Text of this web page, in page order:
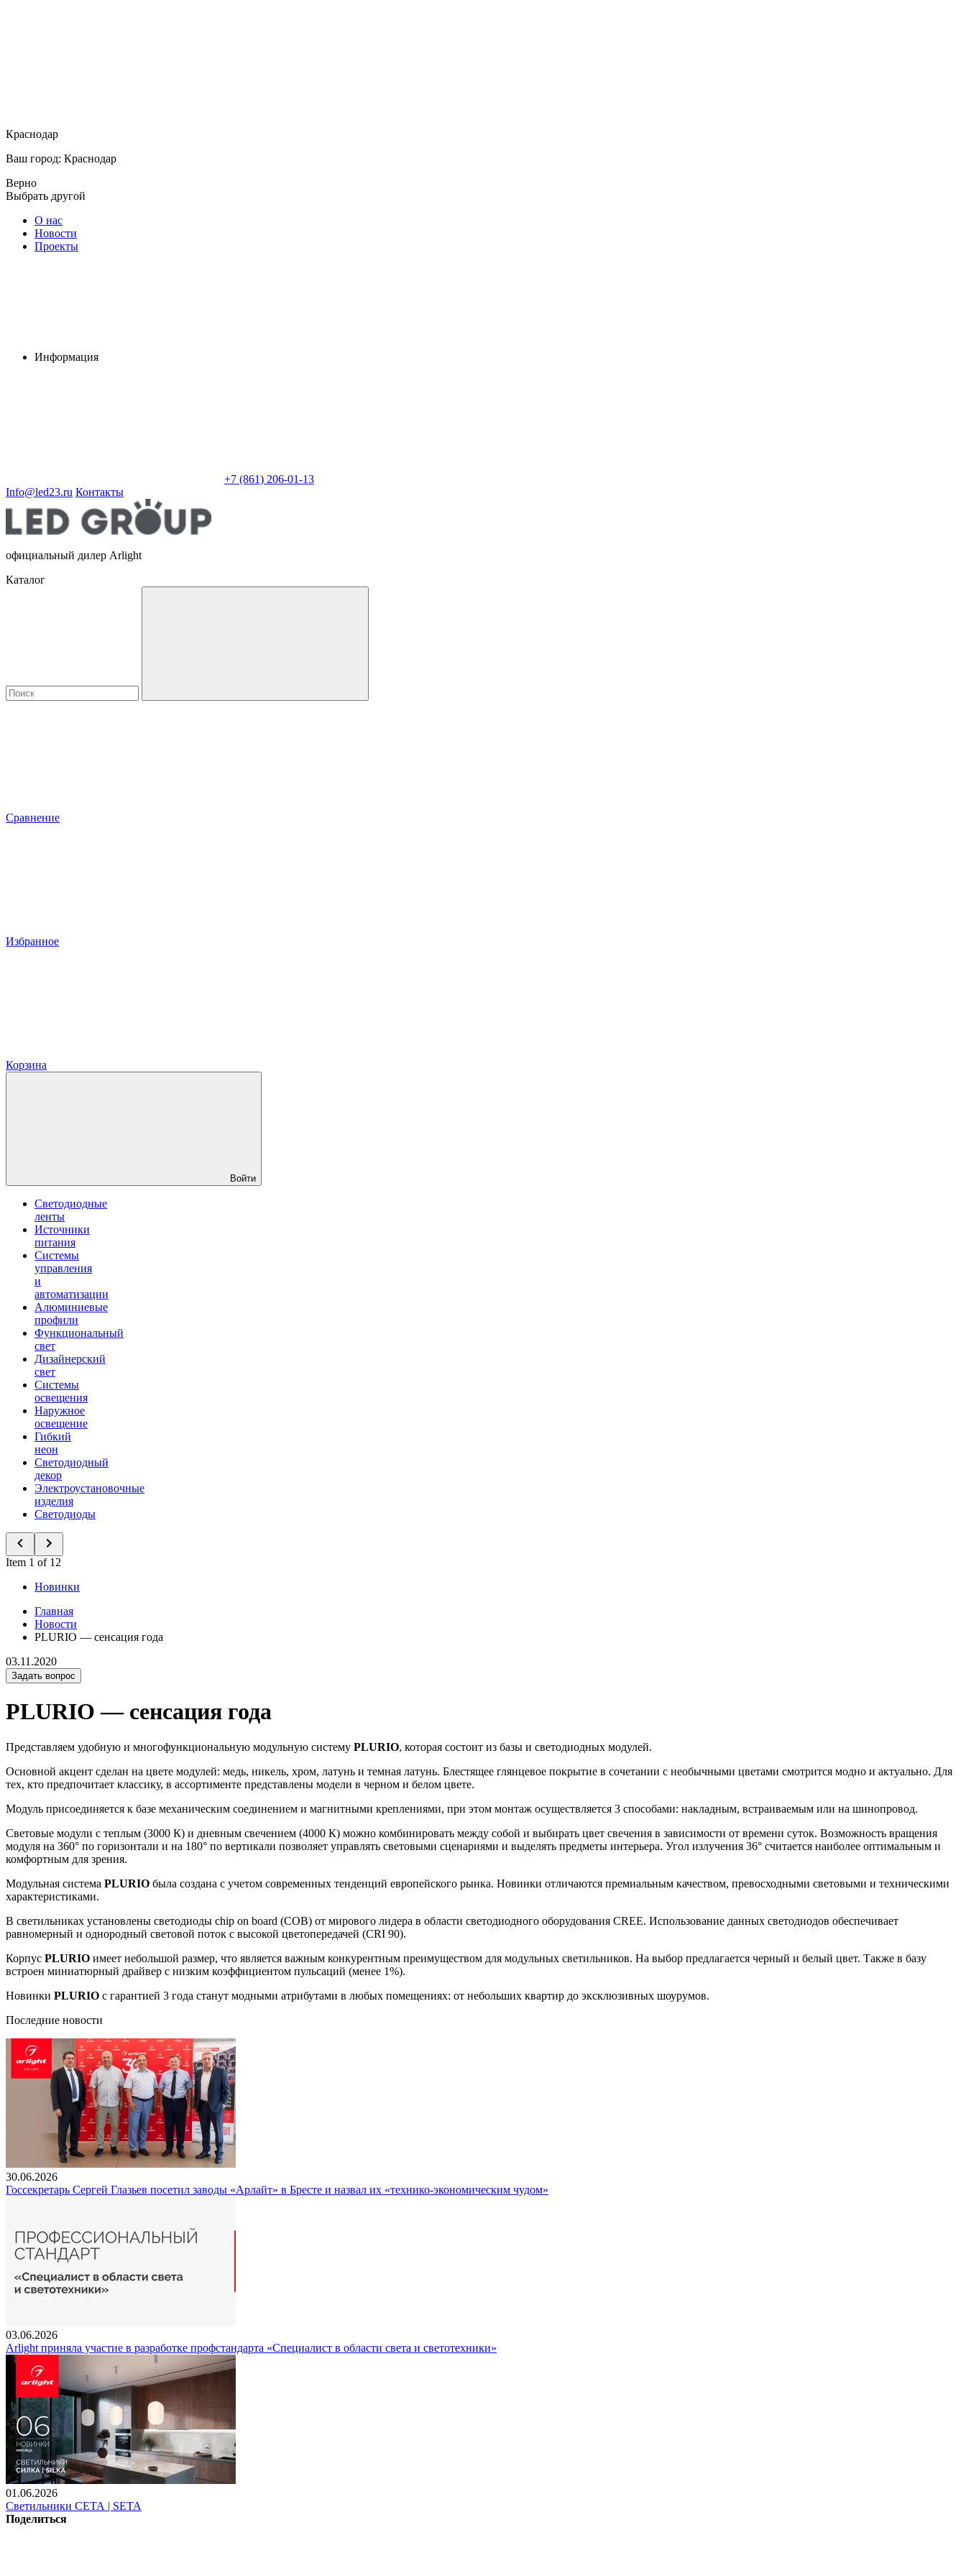
Краснодар
Ваш город: Краснодар
Верно
Выбрать другой
О нас
Новости
Проекты
Информация
+7 (861) 206-01-13
Info@led23.ru Контакты
официальный дилер Arlight
Каталог
Сравнение
Избранное
Корзина
Войти
Светодиодные
ленты
Источники
питания
Системы
управления
и
автоматизации
Алюминиевые
профили
Функциональный
свет
Дизайнерский
свет
Системы
освещения
Наружное
освещение
Гибкий
неон
Светодиодный
декор
Электроустановочные
изделия
Светодиоды
Item 1 of 12
Новинки
Главная
Новости
PLURIO — сенсация года
03.11.2020
Задать вопрос
PLURIO — сенсация года
Представляем удобную и многофункциональную модульную систему PLURIO, которая состоит из базы и светодиодных модулей.
Основной акцент сделан на цвете модулей: медь, никель, хром, латунь и темная латунь. Блестящее глянцевое покрытие в сочетании с необычными цветами смотрится модно и актуально. Для
тех, кто предпочитает классику, в ассортименте представлены модели в черном и белом цвете.
Модуль присоединяется к базе механическим соединением и магнитными креплениями, при этом монтаж осуществляется 3 способами: накладным, встраиваемым или на шинопровод.
Световые модули с теплым (3000 К) и дневным свечением (4000 К) можно комбинировать между собой и выбирать цвет свечения в зависимости от времени суток. Возможность вращения
модуля на 360° по горизонтали и на 180° по вертикали позволяет управлять световыми сценариями и выделять предметы интерьера. Угол излучения 36° считается наиболее оптимальным и
комфортным для зрения.
Модульная система PLURIO была создана с учетом современных тенденций европейского рынка. Новинки отличаются премиальным качеством, превосходными световыми и техническими
характеристиками.
В светильниках установлены светодиоды chip on board (СОВ) от мирового лидера в области светодиодного оборудования CREE. Использование данных светодиодов обеспечивает
равномерный и однородный световой поток с высокой цветопередачей (CRI 90).
Корпус PLURIO имеет небольшой размер, что является важным конкурентным преимуществом для модульных светильников. На выбор предлагается черный и белый цвет. Также в базу
встроен миниатюрный драйвер с низким коэффициентом пульсаций (менее 1%).
Новинки PLURIO с гарантией 3 года станут модными атрибутами в любых помещениях: от небольших квартир до эксклюзивных шоурумов.
Последние новости
30.06.2026
Госсекретарь Сергей Глазьев посетил заводы «Арлайт» в Бресте и назвал их «технико-экономическим чудом»
03.06.2026
Arlight приняла участие в разработке профстандарта «Специалист в области света и светотехники»
01.06.2026
Светильники СЕТА | SETA
Поделиться